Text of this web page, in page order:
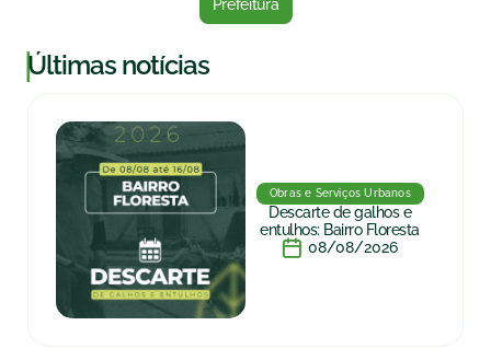
Prefeitura
|Últimas notícias
Obras e Serviços Urbanos
Descarte de galhos e
entulhos: Bairro Floresta
08/08/2026